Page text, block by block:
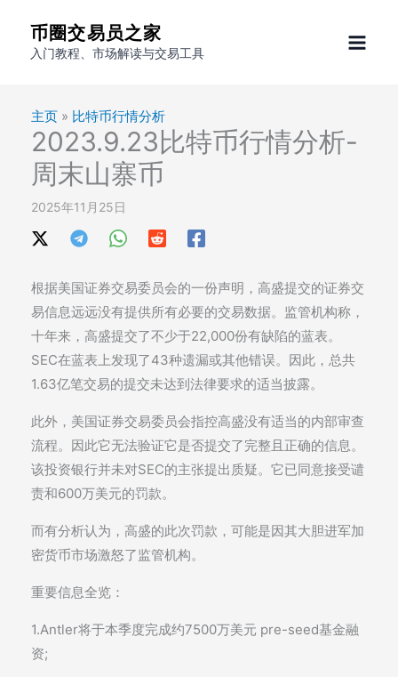
币圈交易员之家
入门教程、市场解读与交易工具
主页 » 比特币行情分析
2023.9.23比特币行情分析-
周末山寨币
2025年11月25日
根据美国证券交易委员会的一份声明，高盛提交的证券交
易信息远远没有提供所有必要的交易数据。监管机构称，
十年来，高盛提交了不少于22,000份有缺陷的蓝表。
SEC在蓝表上发现了43种遗漏或其他错误。因此，总共
1.63亿笔交易的提交未达到法律要求的适当披露。
此外，美国证券交易委员会指控高盛没有适当的内部审查
流程。因此它无法验证它是否提交了完整且正确的信息。
该投资银行并未对SEC的主张提出质疑。它已同意接受谴
责和600万美元的罚款。
而有分析认为，高盛的此次罚款，可能是因其大胆进军加
密货币市场激怒了监管机构。
重要信息全览：
1.Antler将于本季度完成约7500万美元 pre-seed基金融
资;